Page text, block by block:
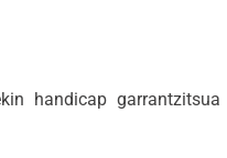
handicap